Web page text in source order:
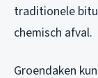
traditionele
chemisch afval.
Groendaken